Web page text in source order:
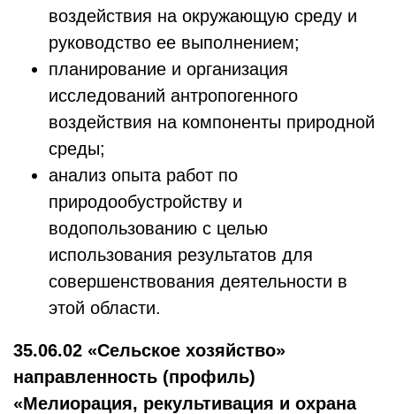
воздействия на окружающую среду и
руководство ее выполнением;
планирование и организация
исследований антропогенного
воздействия на компоненты природной
среды;
анализ опыта работ по
природообустройству и
водопользованию с целью
использования результатов для
совершенствования деятельности в
этой области.
35.06.02 «Сельское хозяйство»
направленность (профиль)
«Мелиорация, рекультивация и охрана